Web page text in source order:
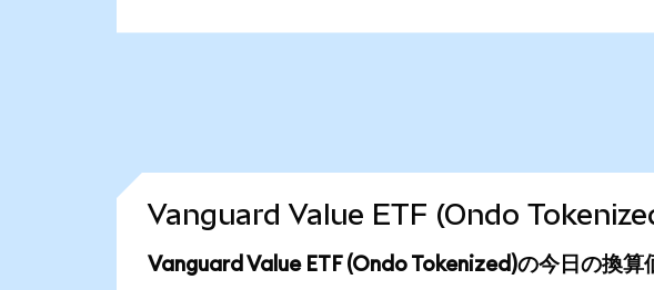
Vanguard Value ETF (Ondo Tokenized)
Vanguard Value ETF (Ondo Tokenized)の今日の換算